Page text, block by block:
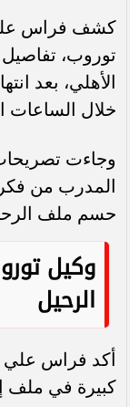
كشف فراس
توروب،
الأهلي، بعد
خلال الساعات
وجاءت
المدرب من
حسم ملف
وكيل
الرحيل
أكد فراس علي
كبيرة في ملف